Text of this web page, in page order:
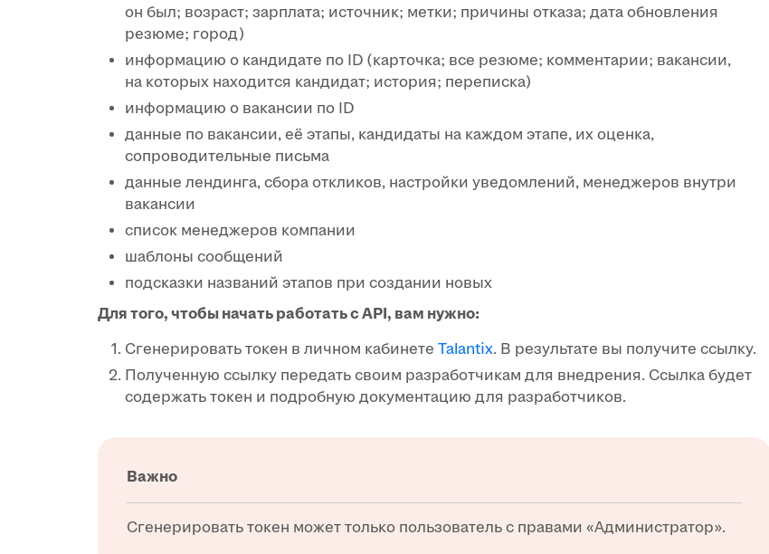
он был; возраст; зарплата; источник; метки; причины отказа; дата обновления
резюме; город)
информацию о кандидате по ID (карточка; все резюме; комментарии; вакансии,
на которых находится кандидат; история; переписка)
информацию о вакансии по ID
данные по вакансии, её этапы, кандидаты на каждом этапе, их оценка,
сопроводительные письма
данные лендинга, сбора откликов, настройки уведомлений, менеджеров внутри
вакансии
список менеджеров компании
шаблоны сообщений
подсказки названий этапов при создании новых
Для того, чтобы начать работать с API, вам нужно:
Сгенерировать токен в личном кабинете Talantix. В результате вы получите ссылку.
Полученную ссылку передать своим разработчикам для внедрения. Ссылка будет
содержать токен и подробную документацию для разработчиков.
Важно
Сгенерировать токен может только пользователь с правами «Администратор».